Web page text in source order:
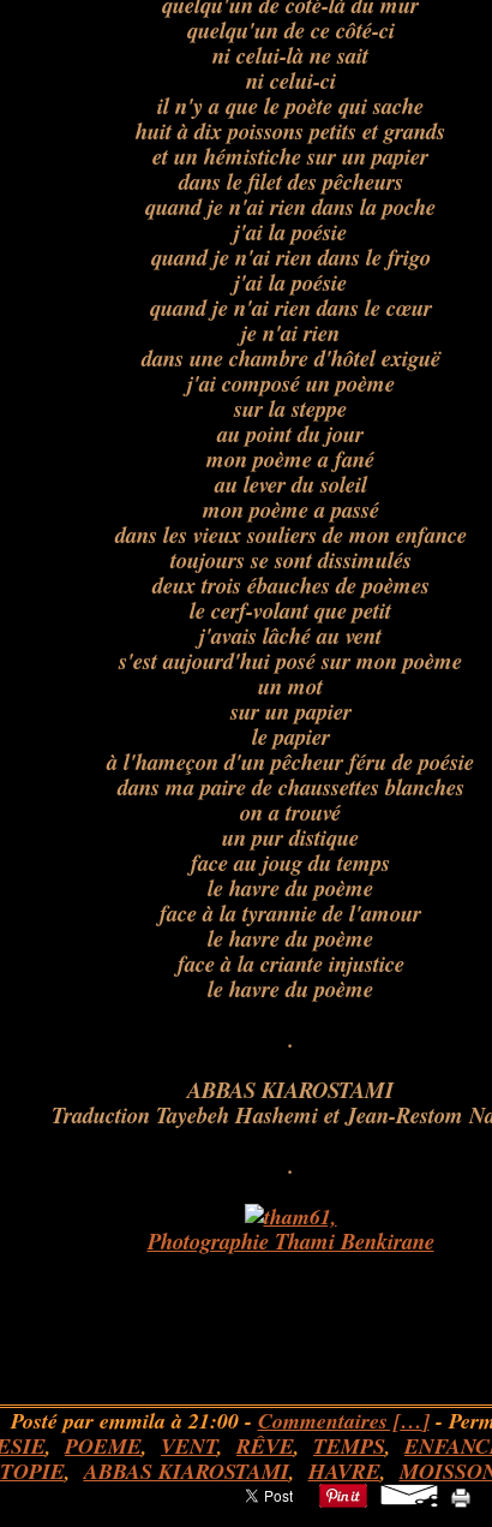
quelqu'un de ce côté-ci
ni celui-là ne sait
ni celui-ci
il n'y a que le poète qui sache
huit à dix poissons petits et grands
et un hémistiche sur un papier
dans le filet des pêcheurs
quand je n'ai rien dans la poche
j'ai la poésie
quand je n'ai rien dans le frigo
j'ai la poésie
quand je n'ai rien dans le cœur
je n'ai rien
dans une chambre d'hôtel exiguë
j'ai composé un poème
sur la steppe
au point du jour
mon poème a fané
au lever du soleil
mon poème a passé
dans les vieux souliers de mon enfance
toujours se sont dissimulés
deux trois ébauches de poèmes
le cerf-volant que petit
j'avais lâché au vent
s'est aujourd'hui posé sur mon poème
un mot
sur un papier
le papier
à l'hameçon d'un pêcheur féru de poésie
dans ma paire de chaussettes blanches
on a trouvé
un pur distique
face au joug du temps
le havre du poème
face à la tyrannie de l'amour
le havre du poème
face à la criante injustice
le havre du poème
.
ABBAS KIAROSTAMI
Traduction Tayebeh Hashemi et Jean-Restom
.
Photographie Thami Benkirane
Posté par emmila à 21:00 - Commentaires […]-
,POEME, VENT,RÊVE, TEMPS,
,ABBAS KIAROSTAMI,HAVRE,